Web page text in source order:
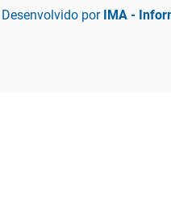
Desenvolvido por IMA -